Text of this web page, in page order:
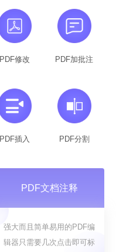
PDF修改 PDF加批注
PDF插入 PDF分割
PDF文档注释
强大而且简单易用的PDF编
辑器只需要几次点击即可标